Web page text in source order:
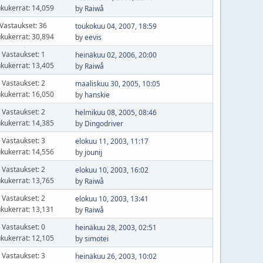
14,059
by Raiwå
Vastaukset: 36
30,894
toukokuu 04, 2007, 18:59
byeevis
Vastaukset: 1
13,405
heinäkuu 02, 2006, 20:00
by Raiwå
Vastaukset: 2
16,050
maaliskuu 30, 2005, 10:05
by hanskie
Vastaukset: 2
14,385
helmikuu 08, 2005, 08:46
by Dingodriver
Vastaukset: 3
14,556
elokuu 11, 2003, 11:17
by jounij
Vastaukset: 2
13,765
elokuu 10, 2003, 16:02
by Raiwå
Vastaukset: 2
13,131
elokuu 10, 2003, 13:41
by Raiwå
Vastaukset: 0
12,105
heinäkuu 28, 2003, 02:51
bysimotei
Vastaukset: 3
heinäkuu 26, 2003, 10:02